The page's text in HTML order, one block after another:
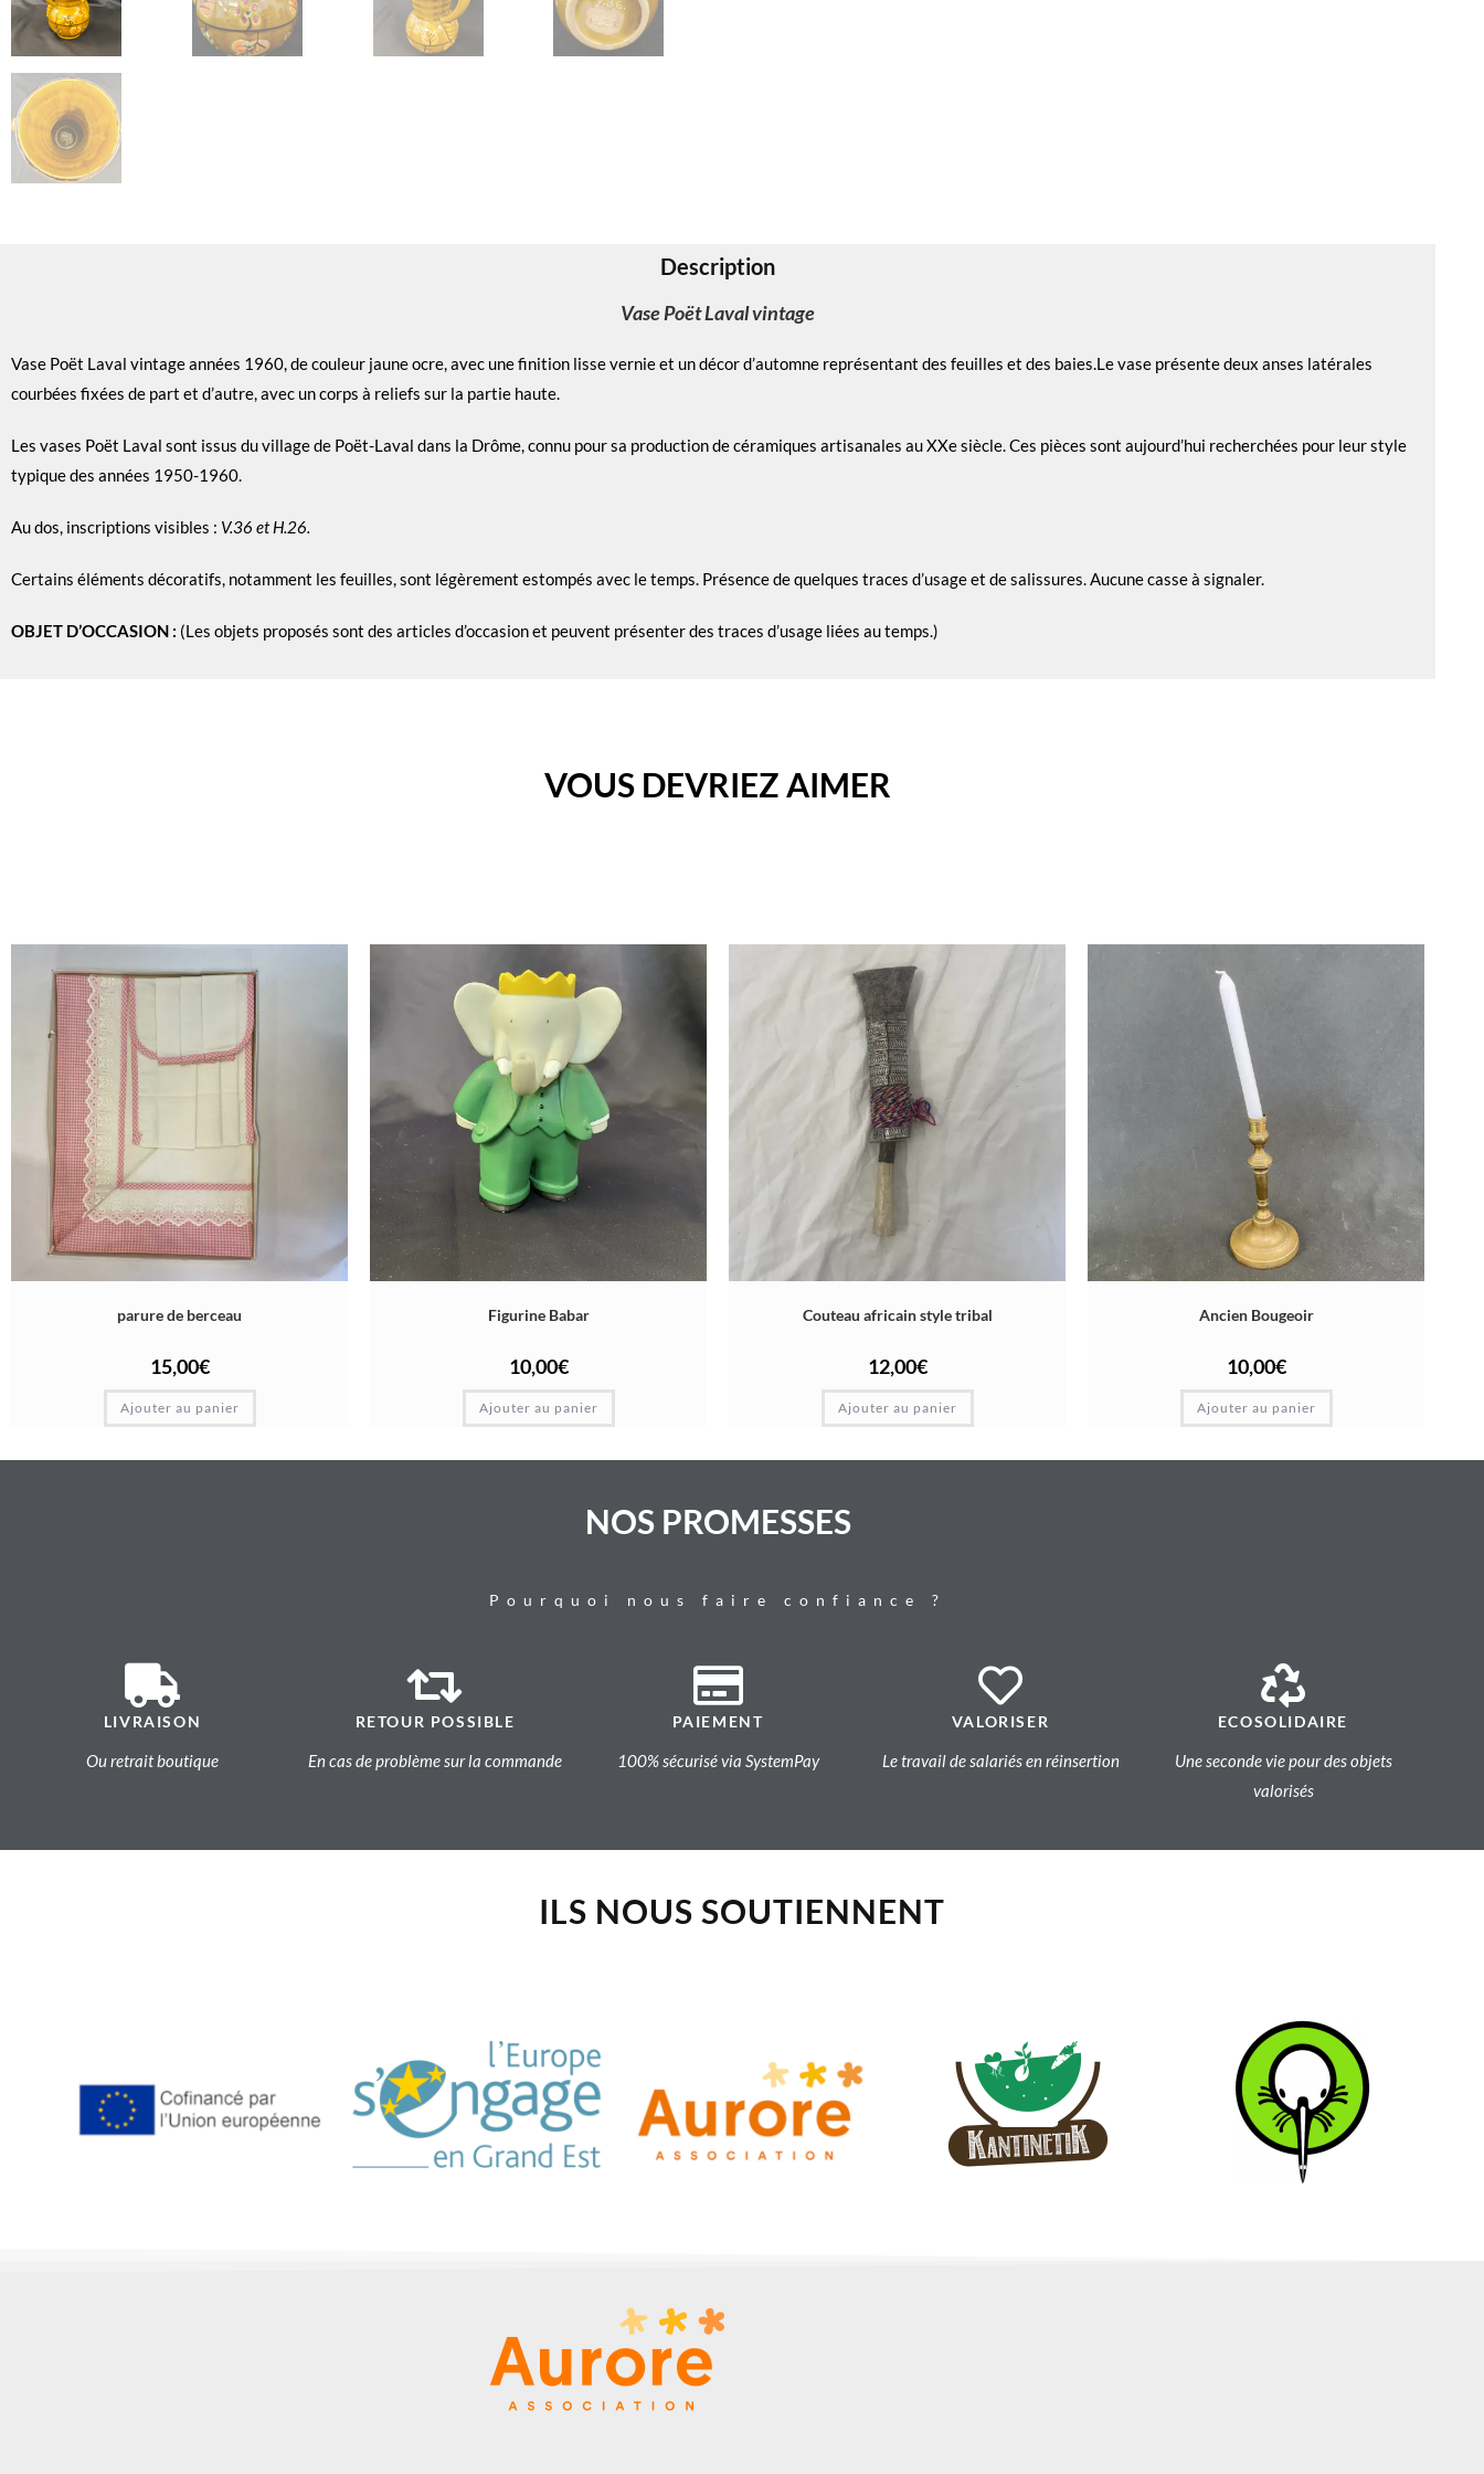
Description
Vase Poët Laval vintage
Vase Poët Laval vintage années 1960, de couleur jaune ocre, avec une finition lisse vernie et un décor d’automne représentant des feuilles et des baies.Le vase présente deux anses latérales
courbées fixées de part et d’autre, avec un corps à reliefs sur la partie haute.
Les vases Poët Laval sont issus du village de Poët-Laval dans la Drôme, connu pour sa production de céramiques artisanales au XXe siècle. Ces pièces sont aujourd’hui recherchées pour leur style
typique des années 1950-1960.
Au dos, inscriptions visibles : V.36 et H.26.
Certains éléments décoratifs, notamment les feuilles, sont légèrement estompés avec le temps. Présence de quelques traces d’usage et de salissures. Aucune casse à signaler.
OBJET D’OCCASION : (Les objets proposés sont des articles d’occasion et peuvent présenter des traces d’usage liées au temps.)
VOUS DEVRIEZ AIMER
parure de berceau
15,00€
Ajouter au panier
Figurine Babar
10,00€
Ajouter au panier
Couteau africain style tribal
12,00€
Ajouter au panier
Ancien Bougeoir
10,00€
Ajouter au panier
NOS PROMESSES
Pourquoi nous faire confiance ?
LIVRAISON
Ou retrait boutique
RETOUR POSSIBLE
En cas de problème sur la commande
PAIEMENT
100% sécurisé via SystemPay
VALORISER
Le travail de salariés en réinsertion
ECOSOLIDAIRE
Une seconde vie pour des objets
valorisés
ILS NOUS SOUTIENNENT